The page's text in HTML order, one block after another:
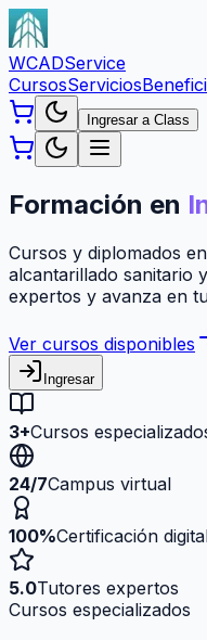
WCADService
CursosServicios
Ingresar a Class
Formación en
Cursos y diplomados
alcantarillado sanitario
expertos y avanza en
Ver cursos disponibles
Ingresar
3+Cursos
24/7Campus virtual
100%Certificación
5.0Tutores expertos
Cursos especializados